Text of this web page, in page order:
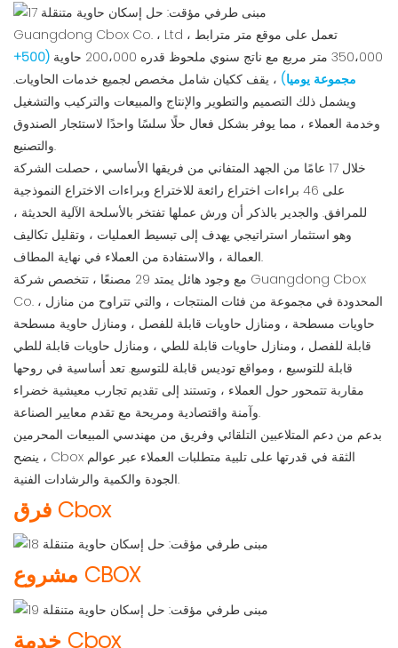
Guangdong Cbox Co. ، Ltd ، تعمل على موقع متر مترابط
350،000 متر مربع مع ناتج سنوي ملحوظ قدره 200،000 حاوية
(500+
مجموعة يوميا) ، يقف ككيان شامل مخصص لجميع خدمات الحاويات.
ويشمل ذلك التصميم والتطوير والإنتاج والمبيعات والتركيب والتشغيل
وخدمة العملاء ، مما يوفر بشكل فعال حلًا سلسًا واحدًا لاستئجار الصندوق
والتصنيع.
خلال 17 عامًا من الجهد المتفاني من فريقها الأساسي ، حصلت الشركة
على 46 براءات اختراع رائعة للاختراع وبراءات الاختراع النموذجية
للمرافق. والجدير بالذكر أن ورش عملها تفتخر بالأسلحة الآلية الحديثة ،
وهو استثمار استراتيجي يهدف إلى تبسيط العمليات ، وتقليل تكاليف
العمالة ، والاستفادة من العملاء في نهاية المطاف.
مع وجود هائل يمتد 29 مصنعًا ، تتخصص شركة Guangdong Cbox
Co. ، المحدودة في مجموعة من فئات المنتجات ، والتي تتراوح من منازل
حاويات مسطحة ، ومنازل حاويات قابلة للفصل ، ومنازل حاوية مسطحة
قابلة للفصل ، ومنازل حاويات قابلة للطي ، ومنازل حاويات قابلة للطي
قابلة للتوسيع ، ومواقع توديس قابلة للتوسيع. تعد أساسية في روحها
مقاربة تتمحور حول العملاء ، وتستند إلى تقديم تجارب معيشية خضراء
وآمنة واقتصادية ومريحة مع تقدم معايير الصناعة.
بدعم من دعم المتلاعبين التلقائي وفريق من مهندسي المبيعات المحرمين
، ينضح Cbox الثقة في قدرتها على تلبية متطلبات العملاء عبر عوالم
الجودة والكمية والرشادات الفنية.
فرق Cbox
مشروع CBOX
خدمة Cbox